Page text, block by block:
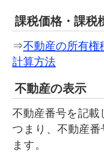
課税価格・課税
⇒不動産の所有権
計算方法
不動産の表示
不動産番号を記
つまり、不動産
ます。